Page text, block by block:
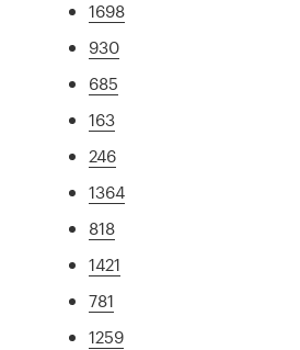
1698
930
685
163
246
1364
818
1421
781
1259